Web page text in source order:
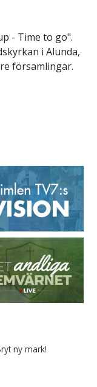
- Time to go".
i Alunda,
församlingar.
ny mark!